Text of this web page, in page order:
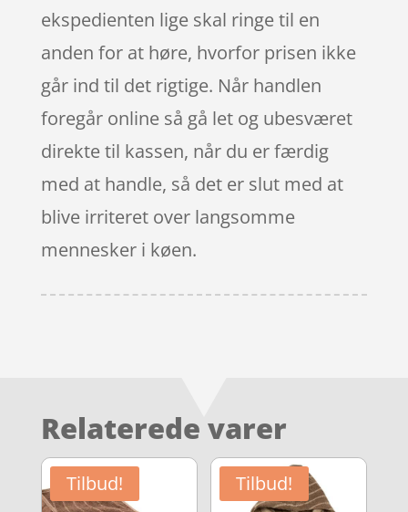
ekspedienten lige skal ringe til en
anden for at høre, hvorfor prisen ikke
går ind til det rigtige. Når handlen
foregår online så gå let og ubesværet
direkte til kassen, når du er færdig
med at handle, så det er slut med at
blive irriteret over langsomme
mennesker i køen.
Relaterede varer
Tilbud! Tilbud!